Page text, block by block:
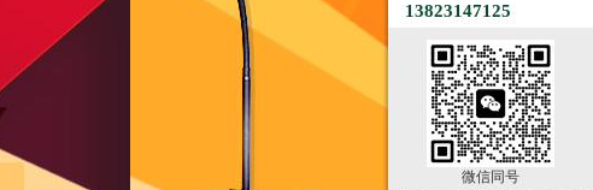
13823147125
微信同号